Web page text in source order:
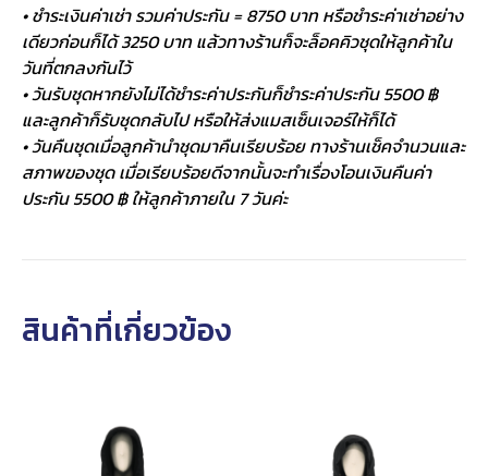
• ชำระเงินค่าเช่า รวมค่าประกัน = 8750 บาท หรือชำระค่าเช่าอย่าง
เดียวก่อนก็ได้ 3250 บาท แล้วทางร้านก็จะล็อคคิวชุดให้ลูกค้าใน
วันที่ตกลงกันไว้
• วันรับชุดหากยังไม่ได้ชำระค่าประกันก็ชำระค่าประกัน 5500 ฿
และลูกค้าก็รับชุดกลับไป หรือให้ส่งแมสเซ็นเจอร์ให้ก็ได้
• วันคืนชุดเมื่อลูกค้านำชุดมาคืนเรียบร้อย ทางร้านเช็คจำนวนและ
สภาพของชุด เมื่อเรียบร้อยดีจากนั้นจะทำเรื่องโอนเงินคืนค่า
ประกัน 5500 ฿ ให้ลูกค้าภายใน 7 วันค่ะ
สินค้าที่เกี่ยวข้อง